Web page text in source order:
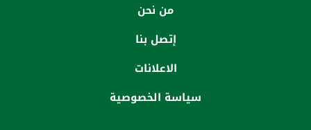
من نحن
إتصل بنا
الاعلانات
سياسة الخصوصية